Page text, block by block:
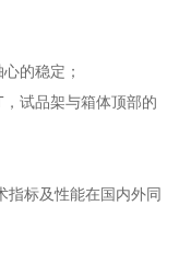
的稳定；
试品架与箱体顶部的
指标及性能在国内外同